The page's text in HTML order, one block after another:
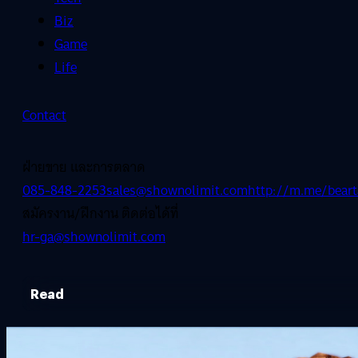
Biz
Game
Life
Contact
ฝ่ายขาย และการตลาด
085-848-2253sales@shownolimit.comhttp://m.me/
สมัครงาน/ฝึกงาน ติดต่อได้ที่
hr-ga@shownolimit.com
Read